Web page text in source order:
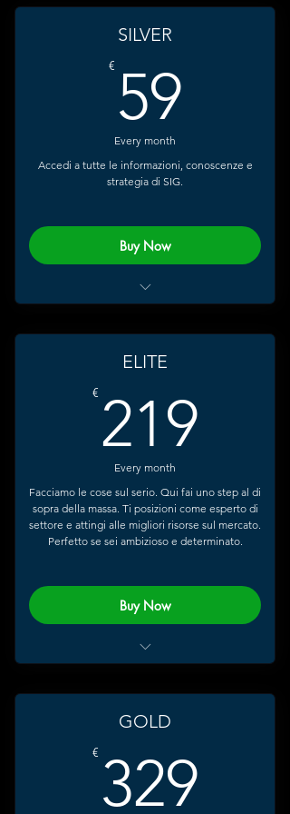
SILVER
€ 59
Every month
Accedi a tutte le informazioni, conoscenze e
strategia di SIG.
Buy Now
Accesso ai Video Corso
Community Privata What's App
Accesso AI Marco Polo
ELITE
€ 219
Every month
Facciamo le cose sul serio. Qui fai uno step al di
sopra della massa. Ti posizioni come esperto di
settore e attingi alle migliori risorse sul mercato.
Perfetto se sei ambizioso e determinato.
Buy Now
Accesso Video Corso Posizionamento
Video corso inglese
Creazione CV + Cover Letter
Modifiche e Aggiornamenti CV
10 Guide Tecniche
GOLD
€ 329